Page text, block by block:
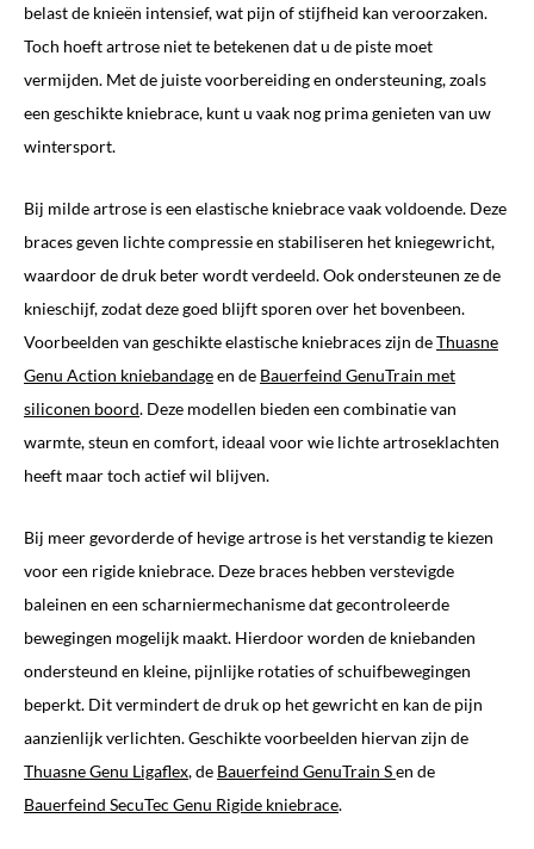
belast de knieën intensief, wat pijn of stijfheid kan veroorzaken.
Toch hoeft artrose niet te betekenen dat u de piste moet
vermijden. Met de juiste voorbereiding en ondersteuning, zoals
een geschikte kniebrace, kunt u vaak nog prima genieten van uw
wintersport.
Bij milde artrose is een elastische kniebrace vaak voldoende. Deze
braces geven lichte compressie en stabiliseren het kniegewricht,
waardoor de druk beter wordt verdeeld. Ook ondersteunen ze de
knieschijf, zodat deze goed blijft sporen over het bovenbeen.
Voorbeelden van geschikte elastische kniebraces zijn deThuasne
Genu Action kniebandageen de Bauerfeind GenuTrain met
siliconen boord. Deze modellen bieden een combinatie van
warmte, steun en comfort, ideaal voor wie lichte artroseklachten
heeft maar toch actief wil blijven.
Bij meer gevorderde of hevige artrose is het verstandig te kiezen
voor een rigide kniebrace. Deze braces hebben verstevigde
baleinen en een scharniermechanisme dat gecontroleerde
bewegingen mogelijk maakt. Hierdoor worden de kniebanden
ondersteund en kleine, pijnlijke rotaties of schuifbewegingen
beperkt. Dit vermindert de druk op het gewricht en kan de pijn
aanzienlijk verlichten. Geschikte voorbeelden hiervan zijn de
Thuasne Genu Ligaflex, de Bauerfeind GenuTrain Sen de
Bauerfeind SecuTec Genu Rigide kniebrace.